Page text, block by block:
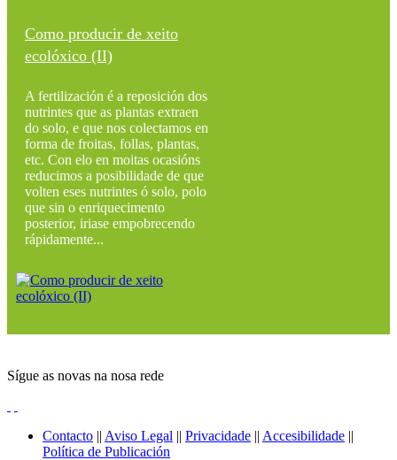
Como producir de xeito
ecolóxico (II)
A fertilización é a reposición dos
nutrintes que as plantas extraen
do solo, e que nos colectamos en
forma de froitas, follas, plantas,
etc. Con elo en moitas ocasións
reducimos a posibilidade de que
volten eses nutrintes ó solo, polo
que sin o enriquecimento
posterior, iriase empobrecendo
rápidamente...
Sígue as novas na nosa rede
Contacto || Aviso Legal || Privacidade || Accesibilidade ||
Política de Publicación